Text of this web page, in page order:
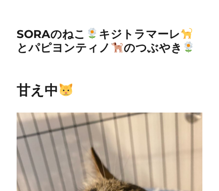
SORAのねこ
キジトラマーレ
とパピヨンティノ
のつぶやき
甘え中